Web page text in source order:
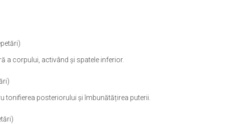
a corpului, activând și spatele inferior.
tonifierea posteriorului și îmbunătățirea puterii.